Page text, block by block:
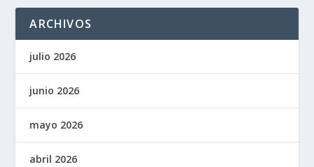
ARCHIVOS
julio 2026
junio 2026
mayo 2026
abril 2026